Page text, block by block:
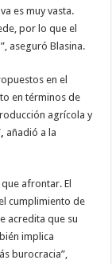
es muy vasta.
por lo que el
aseguró Blasina.
en el
en términos de
agrícola y
añadió a la
afrontar. El
cumplimiento de
acredita que su
implica
burocracia”,